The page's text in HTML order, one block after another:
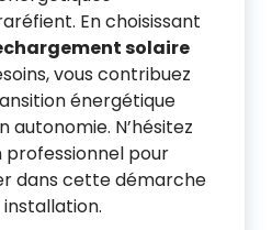
En choisissant
solaire
vous contribuez
énergétique
autonomie. N’hésitez
professionnel pour
dans cette démarche